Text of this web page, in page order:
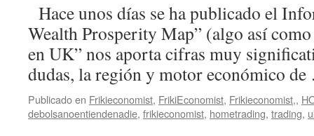
Hace unos días se ha publicado el
Wealth Prosperity Map” (algo así
en UK” nos aporta cifras muy
dudas, la región y motor económico
Publicado en Frikieconomist, FrikiEconomist, Frikieconomist,,
debolsanoentiendenadie, frikieconomist, hometrading, trading,